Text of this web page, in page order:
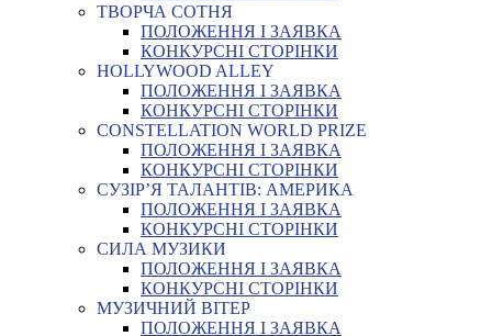
ТВОРЧА СОТНЯ
ПОЛОЖЕННЯ І ЗАЯВКА
КОНКУРСНІ СТОРІНКИ
HOLLYWOOD ALLEY
ПОЛОЖЕННЯ І ЗАЯВКА
КОНКУРСНІ СТОРІНКИ
CONSTELLATION WORLD PRIZE
ПОЛОЖЕННЯ І ЗАЯВКА
КОНКУРСНІ СТОРІНКИ
СУЗІР’Я ТАЛАНТІВ: АМЕРИКА
ПОЛОЖЕННЯ І ЗАЯВКА
КОНКУРСНІ СТОРІНКИ
СИЛА МУЗИКИ
ПОЛОЖЕННЯ І ЗАЯВКА
КОНКУРСНІ СТОРІНКИ
МУЗИЧНИЙ ВІТЕР
ПОЛОЖЕННЯ І ЗАЯВКА